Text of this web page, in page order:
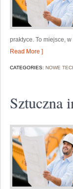
praktyce. To miejsce,
Read More ]
CATEGORIES: NOWE
Sztuczna